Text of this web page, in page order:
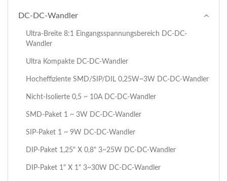
DC-DC-Wandler
Ultra-Breite 8:1 Eingangsspannungsbereich DC-DC-
Wandler
Ultra Kompakte DC-DC-Wandler
Hocheffiziente SMD/SIP/DIL 0,25W~3W DC-DC-Wandler
Nicht-Isolierte 0,5 ~ 10A DC-DC-Wandler
SMD-Paket 1 ~ 3W DC-DC-Wandler
SIP-Paket 1 ~ 9W DC-DC-Wandler
DIP-Paket 1,25" X 0,8" 3~25W DC-DC-Wandler
DIP-Paket 1" X 1" 3~30W DC-DC-Wandler